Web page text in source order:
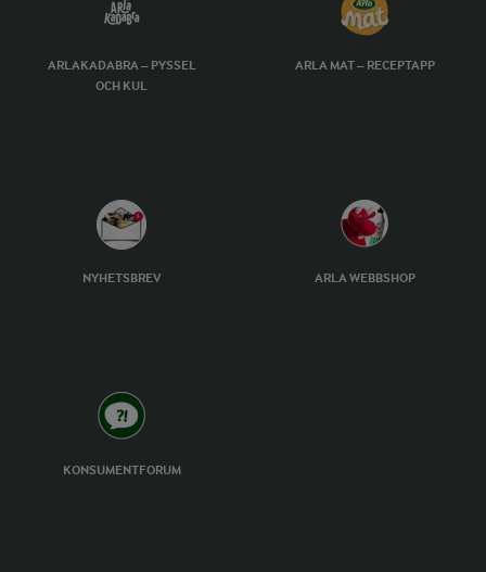
ARLAKADABRA – PYSSEL
OCH KUL
ARLA MAT – RECEPTAPP
NYHETSBREV ARLA WEBBSHOP
KONSUMENTFORUM